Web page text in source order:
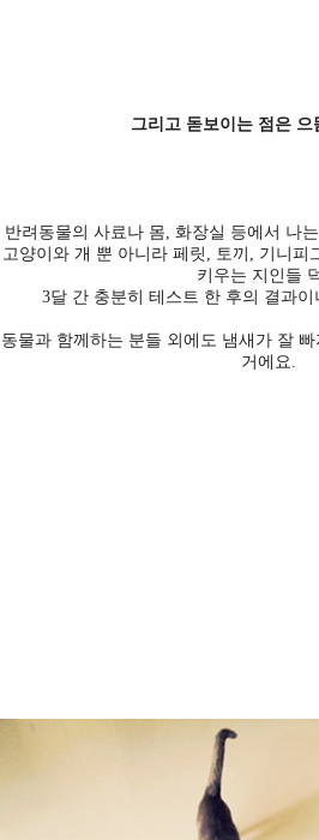
그리고 돋보이는 점은 으
반려동물의 사료나 몸, 화장실 등에서 나
고양이와 개 뿐 아니라 페릿, 토끼, 기니피
키우는 지인들
3달 간 충분히 테스트 한 후의 결과
동물과 함께하는 분들 외에도 냄새가 잘
거에요.